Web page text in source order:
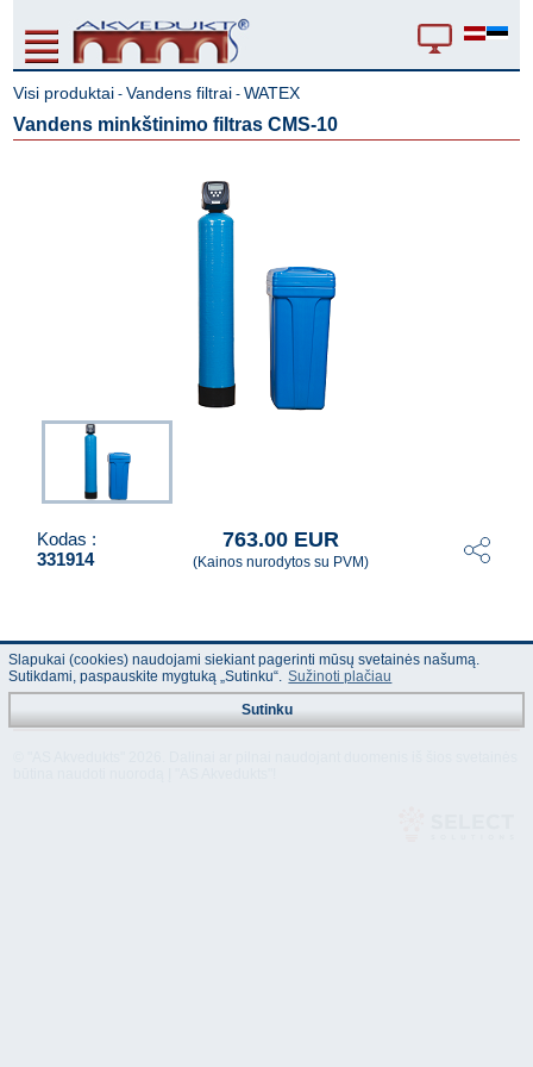
Visi produktai -Vandens filtrai -WATEX
Vandens minkštinimo filtras CMS-10
Kodas :
331914
763.00 EUR
(Kainos nurodytos su PVM)
Slapukai (cookies) naudojami siekiant pagerinti mūsų svetainės našumą.
Sutikdami, paspauskite mygtuką „Sutinku“. Sužinoti plačiau
Sutinku